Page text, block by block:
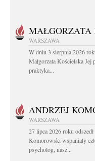
MAŁGORZATA
WARSZAWA
W dniu 3 sierpnia 2026
Małgorzata Kościelska Jej
praktyka...
ANDRZEJ
WARSZAWA
27 lipca 2026 roku
Komorowski wspaniały
psycholog, nasz...